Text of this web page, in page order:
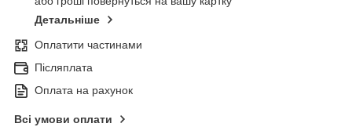
Детальніше
Оплатити частинами
Післяплата
Оплата на рахунок
Всі умови оплати